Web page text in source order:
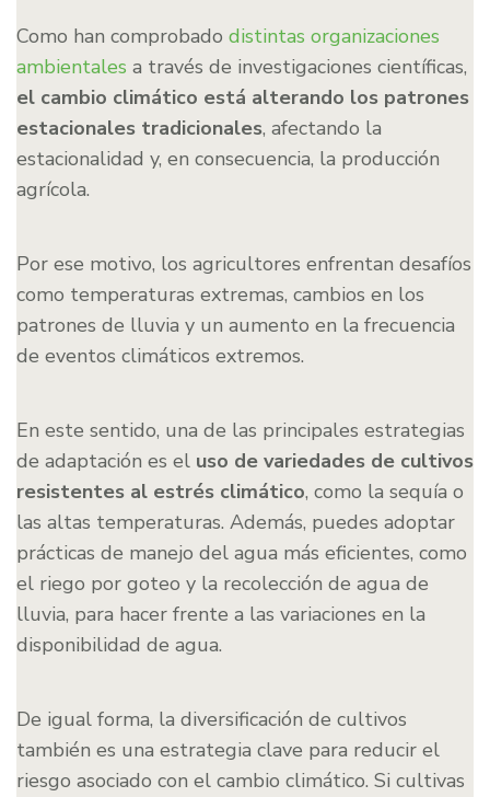
Como han comprobado distintas organizaciones
ambientales a través de investigaciones científicas,
el cambio climático está alterando los patrones
estacionales tradicionales, afectando la
estacionalidad y, en consecuencia, la producción
agrícola.
Por ese motivo, los agricultores enfrentan desafíos
como temperaturas extremas, cambios en los
patrones de lluvia y un aumento en la frecuencia
de eventos climáticos extremos.
En este sentido, una de las principales estrategias
de adaptación es el uso de variedades de cultivos
resistentes al estrés climático, como la sequía o
las altas temperaturas. Además, puedes adoptar
prácticas de manejo del agua más eficientes, como
el riego por goteo y la recolección de agua de
lluvia, para hacer frente a las variaciones en la
disponibilidad de agua.
De igual forma, la diversificación de cultivos
también es una estrategia clave para reducir el
riesgo asociado con el cambio climático. Si cultivas